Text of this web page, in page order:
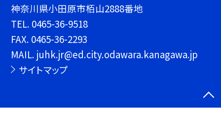
神奈川県小田原市栢山2888番地
TEL. 0465-36-9518
FAX. 0465-36-2293
MAIL. juhk.jr@ed.city.odawara.kanagawa.jp
サイトマップ